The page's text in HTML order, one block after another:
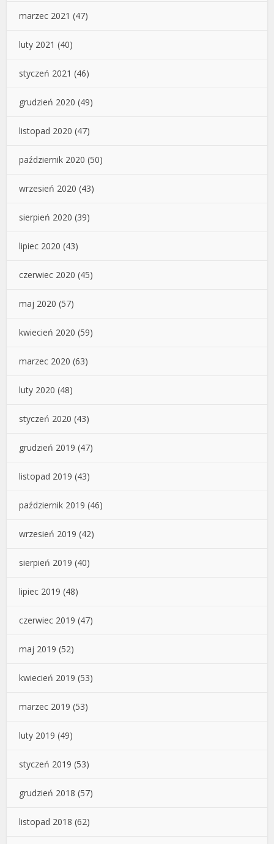
marzec 2021 (47)
luty 2021 (40)
styczeń 2021 (46)
grudzień 2020 (49)
listopad 2020 (47)
październik 2020 (50)
wrzesień 2020 (43)
sierpień 2020 (39)
lipiec 2020 (43)
czerwiec 2020 (45)
maj 2020 (57)
kwiecień 2020 (59)
marzec 2020 (63)
luty 2020 (48)
styczeń 2020 (43)
grudzień 2019 (47)
listopad 2019 (43)
październik 2019 (46)
wrzesień 2019 (42)
sierpień 2019 (40)
lipiec 2019 (48)
czerwiec 2019 (47)
maj 2019 (52)
kwiecień 2019 (53)
marzec 2019 (53)
luty 2019 (49)
styczeń 2019 (53)
grudzień 2018 (57)
listopad 2018 (62)